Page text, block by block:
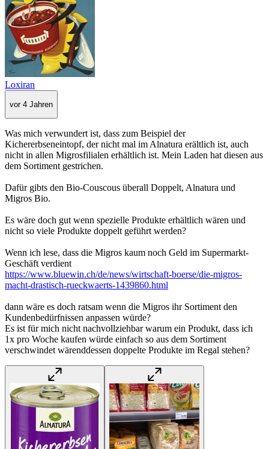
Loxiran
vor 4 Jahren
Was mich verwundert ist, dass zum Beispiel der
Kichererbseneintopf, der nicht mal im Alnatura erältlich ist, auch
nicht in allen Migrosfilialen erhältlich ist. Mein Laden hat diesen aus
dem Sortiment gestrichen.
Dafür gibts den Bio-Couscous überall Doppelt, Alnatura und
Migros Bio.
Es wäre doch gut wenn spezielle Produkte erhältlich wären und
nicht so viele Produkte doppelt geführt werden?
Wenn ich lese, dass die Migros kaum noch Geld im Supermarkt-
Geschäft verdient
https://www.bluewin.ch/de/news/wirtschaft-boerse/die-migros-
macht-drastisch-rueckwaerts-1439860.html
dann wäre es doch ratsam wenn die Migros ihr Sortiment den
Kundenbedürfnissen anpassen würde?
Es ist für mich nicht nachvollziehbar warum ein Produkt, dass ich
1x pro Woche kaufen würde einfach so aus dem Sortiment
verschwindet wärenddessen doppelte Produkte im Regal stehen?